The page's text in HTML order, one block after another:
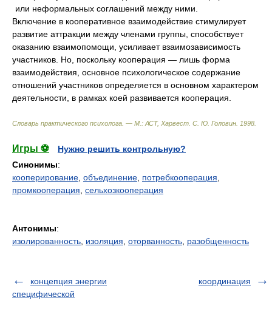
или неформальных соглашений между ними.
Включение в кооперативное взаимодействие стимулирует
развитие аттракции между членами группы, способствует
оказанию взаимопомощи, усиливает взаимозависимость
участников. Но, поскольку кооперация — лишь форма
взаимодействия, основное психологическое содержание
отношений участников определяется в основном характером
деятельности, в рамках коей развивается кооперация.
Словарь практического психолога. — М.: АСТ, Харвест С. Ю. Головин 1998
Игры ⚽
Нужно решить контрольную?
Синонимы:
кооперирование объединение потребкооперация
промкооперация сельхозкооперация
Антонимы:
изолированность изоляция оторванность разобщенность
концепция энергии
специфической
координация